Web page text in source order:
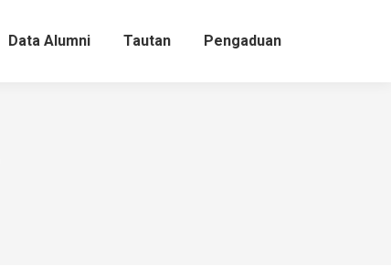
Data Alumni Tautan Pengaduan